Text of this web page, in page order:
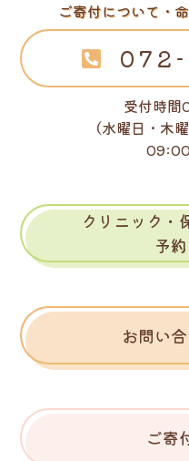
ご寄付について・
受付時
（水曜日・木
09:00
クリニック・
予
お問い
ご寄